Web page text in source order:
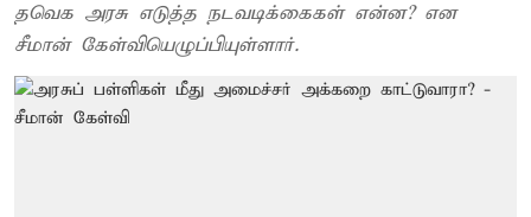
தவெக அரசு எடுத்த நடவடிக்கைகள் என்ன? என
சீமான் கேள்வியெழுப்பியுள்ளார்.